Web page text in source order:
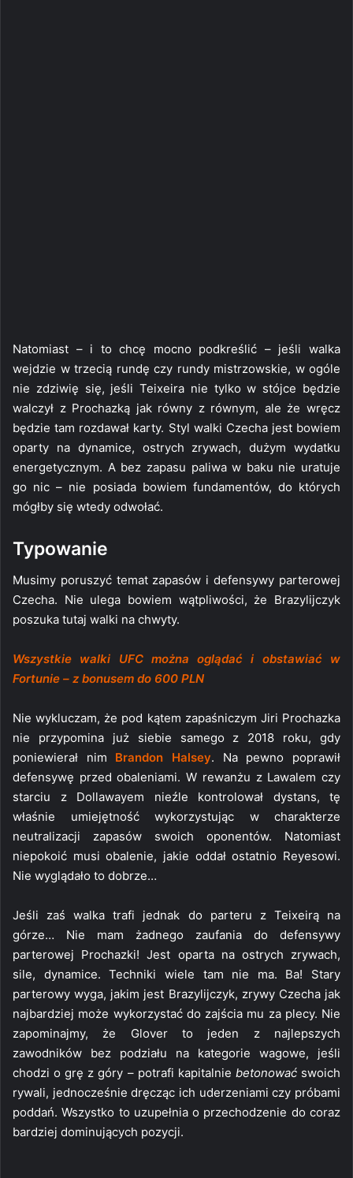
Natomiast – i to chcę mocno podkreślić – jeśli walka
wejdzie w trzecią rundę czy rundy mistrzowskie, w ogóle
nie zdziwię się, jeśli Teixeira nie tylko w stójce będzie
walczył z Prochazką jak równy z równym, ale że wręcz
będzie tam rozdawał karty. Styl walki Czecha jest bowiem
oparty na dynamice, ostrych zrywach, dużym wydatku
energetycznym. A bez zapasu paliwa w baku nie uratuje
go nic – nie posiada bowiem fundamentów, do których
mógłby się wtedy odwołać.
Typowanie
Musimy poruszyć temat zapasów i defensywy parterowej
Czecha. Nie ulega bowiem wątpliwości, że Brazylijczyk
poszuka tutaj walki na chwyty.
Wszystkie walki UFC można oglądać i obstawiać w
Fortunie – z bonusem do 600 PLN
Nie wykluczam, że pod kątem zapaśniczym Jiri Prochazka
nie przypomina już siebie samego z 2018 roku, gdy
poniewierał nim Brandon Halsey. Na pewno poprawił
defensywę przed obaleniami. W rewanżu z Lawalem czy
starciu z Dollawayem nieźle kontrolował dystans, tę
właśnie umiejętność wykorzystując w charakterze
neutralizacji zapasów swoich oponentów. Natomiast
niepokoić musi obalenie, jakie oddał ostatnio Reyesowi.
Nie wyglądało to dobrze…
Jeśli zaś walka trafi jednak do parteru z Teixeirą na
górze… Nie mam żadnego zaufania do defensywy
parterowej Prochazki! Jest oparta na ostrych zrywach,
sile, dynamice. Techniki wiele tam nie ma. Ba! Stary
parterowy wyga, jakim jest Brazylijczyk, zrywy Czecha jak
najbardziej może wykorzystać do zajścia mu za plecy. Nie
zapominajmy, że Glover to jeden z najlepszych
zawodników bez podziału na kategorie wagowe, jeśli
chodzi o grę z góry – potrafi kapitalnie betonowaćswoich
rywali, jednocześnie dręcząc ich uderzeniami czy próbami
poddań. Wszystko to uzupełnia o przechodzenie do coraz
bardziej dominujących pozycji.